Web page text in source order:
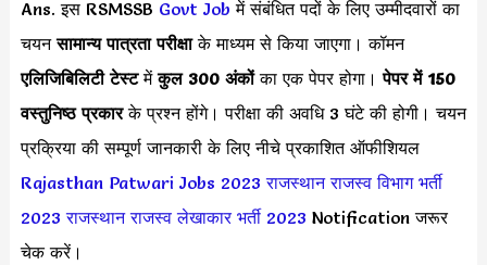
Ans. इस RSMSSB Govt Job में संबंधित पदों के लिए उम्मीदवारों का
चयनसामान्य पात्रता परीक्षाके माध्यम से किया जाएगा। कॉमन
एलिजिबिलिटी टेस्टमेंकुल 300 अंकोंका एक पेपर होगा।पेपर में 150
वस्तुनिष्ठ प्रकारके प्रश्न होंगे। परीक्षा की अवधि 3 घंटे की होगी। चयन
प्रक्रिया की सम्पूर्ण जानकारी के लिए नीचे प्रकाशित ऑफीशियल
Rajasthan Patwari Jobs 2023 राजस्थान राजस्व विभाग भर्ती
2023 राजस्थान राजस्व लेखाकार भर्ती 2023 Notification जरूर
चेक करें।